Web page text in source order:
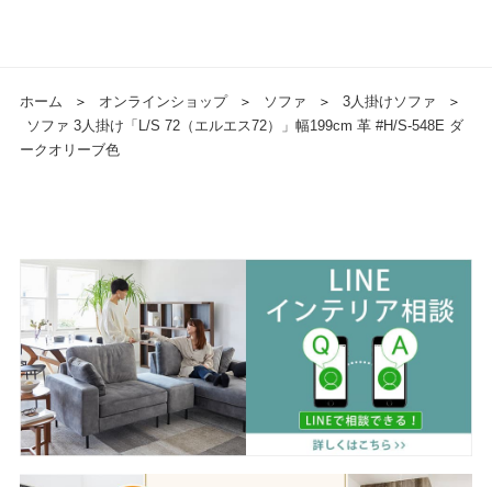
ホーム ＞ オンラインショップ ＞ ソファ ＞ 3人掛けソファ
＞
ソファ 3人掛け「L/S 72（エルエス72）」幅199cm 革 #H/S-548E ダ
ークオリーブ色